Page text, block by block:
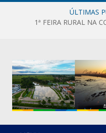
ÚLTIMAS
1ª FEIRA RURAL NA